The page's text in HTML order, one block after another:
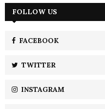
h
FOLLOW US
FACEBOOK
TWITTER
INSTAGRAM